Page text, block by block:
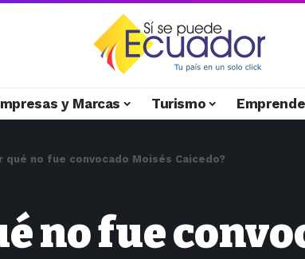
y Marcas Turismo
qué no fue convocado Moisés Caicedo?
no fue